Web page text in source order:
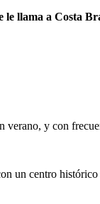
llama a Costa
verano, y con
un centro